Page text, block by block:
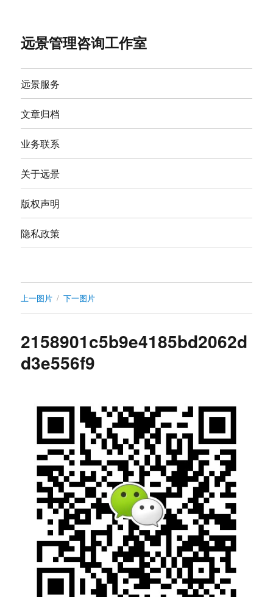
远景管理咨询工作室
远景服务
文章归档
业务联系
关于远景
版权声明
隐私政策
上一图片 下一图片
2158901c5b9e4185bd2062d
d3e556f9